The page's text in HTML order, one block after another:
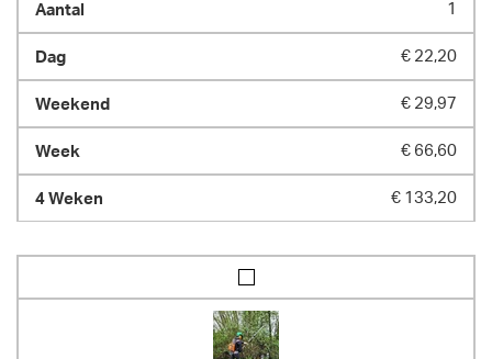
1
€ 22,20
€ 29,97
€ 66,60
€ 133,20